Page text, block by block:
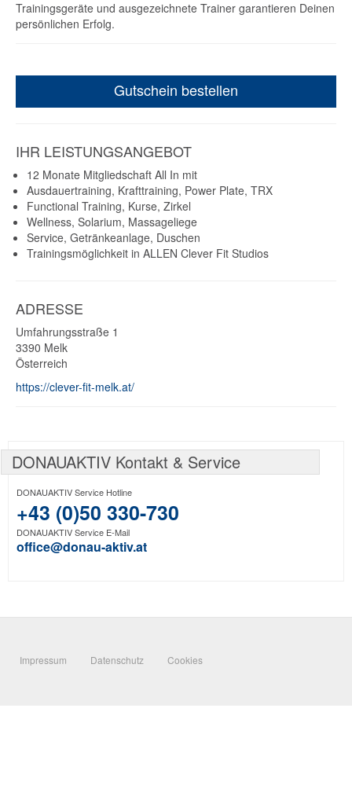
Trainingsgeräte und ausgezeichnete Trainer garantieren Deinen
persönlichen Erfolg.
Gutschein bestellen
IHR LEISTUNGSANGEBOT
12 Monate Mitgliedschaft All In mit
Ausdauertraining, Krafttraining, Power Plate, TRX
Functional Training, Kurse, Zirkel
Wellness, Solarium, Massageliege
Service, Getränkeanlage, Duschen
Trainingsmöglichkeit in ALLEN Clever Fit Studios
ADRESSE
Umfahrungsstraße 1
3390 Melk
Österreich
https://clever-fit-melk.at/
DONAUAKTIV Kontakt & Service
DONAUAKTIV Service Hotline
+43 (0)50 330-730
DONAUAKTIV Service E-Mail
office@donau-aktiv.at
Impressum Datenschutz Cookies